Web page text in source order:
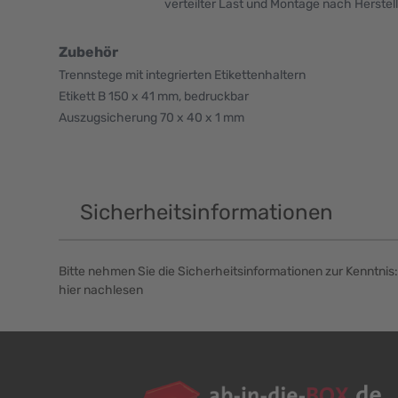
verteilter Last und Montage nach
Zubehör
Trennstege mit integrierten Etikettenhaltern
Etikett B 150 x 41 mm, bedruckbar
Auszugsicherung 70 x 40 x 1 mm
Sicherheitsinformationen
Bitte nehmen Sie die Sicherheitsinformationen zur Kenntnis:
hier nachlesen